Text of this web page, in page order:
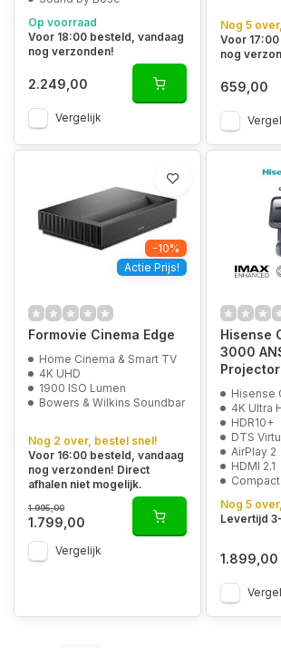
Op voorraad
Voor 18:00 besteld, vandaag
nog verzonden!
2.249,00
Vergelijk
Nog 5
Voor
nog
659,00
-10%
Actie Prijs!
Formovie Cinema Edge
Home Cinema & Smart TV
4K UHD
1900 ISO Lumen
Bowers & Wilkins Soundbar
Nog 2 over, bestel snel!
Voor 16:00 besteld, vandaag
nog verzonden! Direct
afhalen niet mogelijk.
1.995,00
1.799,00
Vergelijk
Hisense
3000
Projector
Hisense
4K Ultra
HDR10+
DTS
AirPlay 2
HDMI 2.1
Nog 5
Levertijd
1.899,00